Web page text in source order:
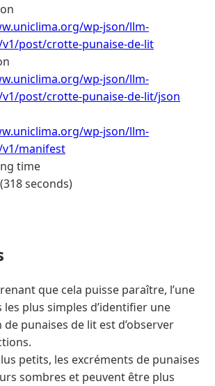
wp-json/llm-
post/crotte-punaise-de-lit
wp-json/llm-
post/crotte-punaise-de-lit/json
wp-json/llm-
manifest
time
seconds)
que cela puisse paraître, l’une
les plus simples d’identifier une
punaises de lit est d’observer
petits, les excréments de punaises
sombres et peuvent être plus